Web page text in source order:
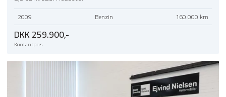
2009 Benzin 160.000 km
DKK 259.900,-
Kontantpris